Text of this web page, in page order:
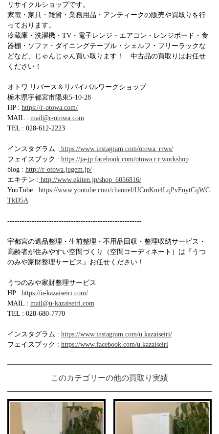
リサイクルショップです。
家電・家具・雑貨・業務用品・アンティークの販売や買取りを行
っております。
冷蔵庫・洗濯機・TV・電子レンジ・エアコン・レンジボード・食
器棚・ソファ・ダイニングテーブル・シェルフ・フリーラックな
どなど、じゃんじゃん買い取ります！ 中古品の買取りはお任せ
ください！
オトワ リバース＆リバイバルワークショップ
栃木県宇都宮市陽東5-10-28
HP : https://r-otowa.com/
MAIL : mail@r-otowa.com
TEL : 028-612-2223
インスタグラム : https://www.instagram.com/otowa_rrws/
フェイスブック : https://ja-jp.facebook.com/otowa.r.r.workshop
blog : http://r-otowa.jugem.jp/
エキテン : http://www.ekiten.jp/shop_6056816/
YouTube : https://www.youtube.com/channel/UCmKm4LqPvFuytCijWC
TkD5A
-------------------------------------------------------
宇都宮の遺品整理・生前整理・不用品回収・整理収納サービス・
高齢者が住みやすい空間づくり（空間コーディネート）は『うつ
のみや家財整理サービス』お任せください！
うつのみや家財整理サービス
HP : https://u-kazaiseiri.com/
MAIL : mail@u-kazaiseiri.com
TEL : 028-680-7770
インスタグラム : https://www.instagram.com/u.kazaiseiri/
フェイスブック : https://www.facebook.com/u.kazaiseiri
このカテゴリーの他の買取り実績